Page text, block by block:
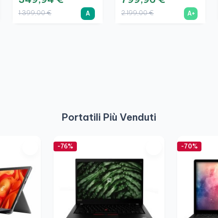
1.399,00 € A 2.199,00 € A+
Portatili Più Venduti
-76% -70%